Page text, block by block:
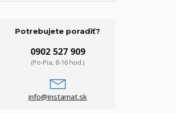
Potrebujete poradiť?
0902 527 909
(Po-Pia, 8-16 hod.)
info@instamat.sk